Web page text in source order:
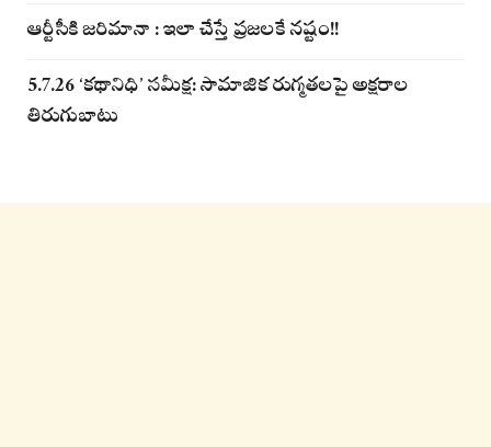
ఆర్టీసీకి జరిమానా : ఇలా చేస్తే ప్రజలకే నష్టం!!
5.7.26 ‘కథానిధి’ సమీక్ష: సామాజిక రుగ్మతలపై అక్షరాల
తిరుగుబాటు